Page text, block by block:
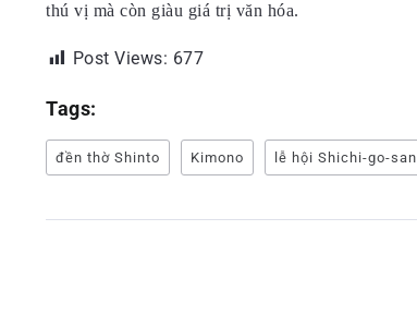
thú vị mà còn giàu giá trị văn hóa.
Post Views: 677
Tags:
đền thờ Shinto Kimono lễ hội Shichi-go-san